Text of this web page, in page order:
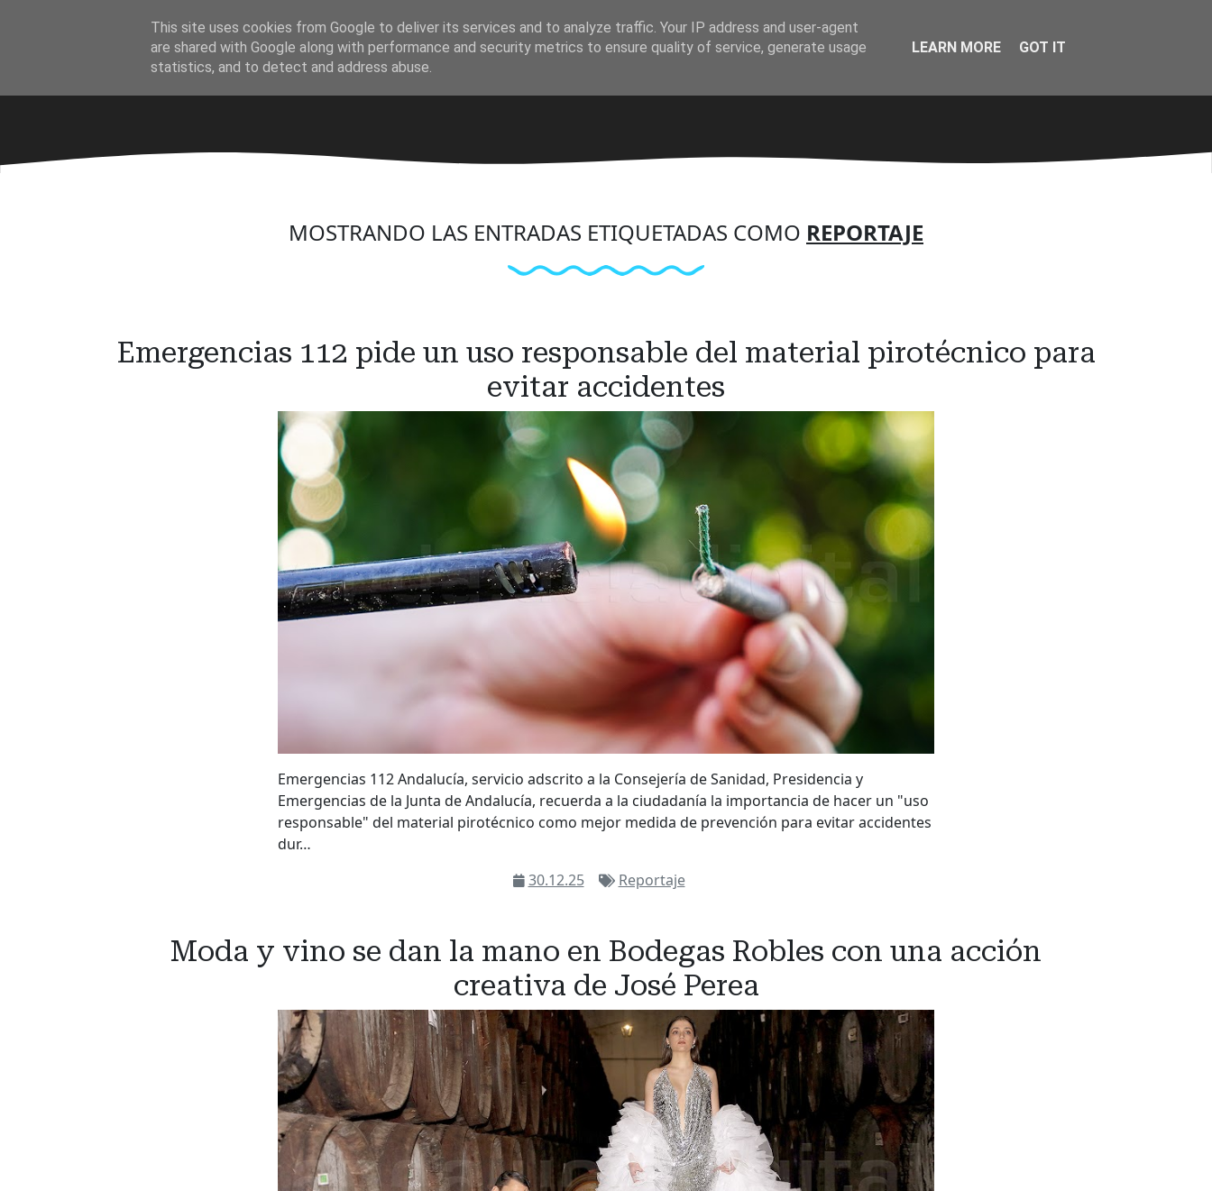
·
MOSTRANDO LAS ENTRADAS ETIQUETADAS COMO REPORTAJE
Emergencias 112 pide un uso responsable del material pirotécnico para
evitar accidentes
Emergencias 112 Andalucía, servicio adscrito a la Consejería de Sanidad, Presidencia y
Emergencias de la Junta de Andalucía, recuerda a la ciudadanía la importancia de hacer un "uso
responsable" del material pirotécnico como mejor medida de prevención para evitar accidentes
dur…
30.12.25
Reportaje
Moda y vino se dan la mano en Bodegas Robles con una acción
creativa de José Perea
This site uses cookies from Google to deliver its services and to analyze traffic. Your IP address and user-agent
are shared with Google along with performance and security metrics to ensure quality of service, generate usage
statistics, and to detect and address abuse.
LEARN MORE GOT IT